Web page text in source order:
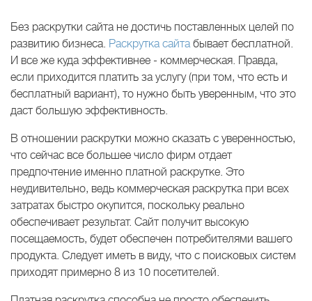
Без раскрутки сайта не достичь поставленных целей по
развитию бизнеса. Раскрутка сайтабывает бесплатной.
И все же куда эффективнее - коммерческая. Правда,
если приходится платить за услугу (при том, что есть и
бесплатный вариант), то нужно быть уверенным, что это
даст большую эффективность.
В отношении раскрутки можно сказать с уверенностью,
что сейчас все большее число фирм отдает
предпочтение именно платной раскрутке. Это
неудивительно, ведь коммерческая раскрутка при всех
затратах быстро окупится, поскольку реально
обеспечивает результат. Сайт получит высокую
посещаемость, будет обеспечен потребителями вашего
продукта. Следует иметь в виду, что с поисковых систем
приходят примерно 8 из 10 посетителей.